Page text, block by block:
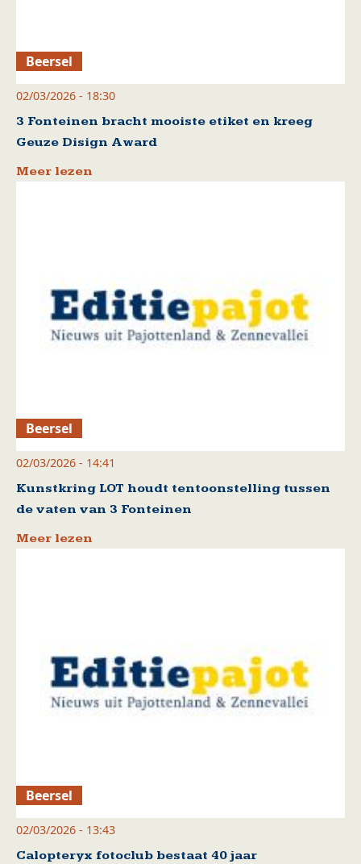
Beersel
02/03/2026 - 18:30
3 Fonteinen bracht mooiste etiket en kreeg
Geuze Disign Award
Meer lezen
Beersel
02/03/2026 - 14:41
Kunstkring LOT houdt tentoonstelling tussen
de vaten van 3 Fonteinen
Meer lezen
Beersel
02/03/2026 - 13:43
Calopteryx fotoclub bestaat 40 jaar